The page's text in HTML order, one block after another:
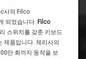
사의 Filco
되었습니다. Filco
스위치를 갖춘 키보드
제품입니다. 체리사의
만 회까지 동작을 보